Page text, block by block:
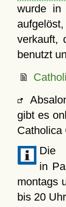
wurde in
verkauft,
benutzt
gibt es
Catholica
Die
in
montags
bis 20